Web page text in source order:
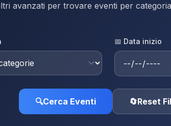
avanzati per trovare eventi per
📅 Data inizio
🔍Cerca Eventi 🔄Reset